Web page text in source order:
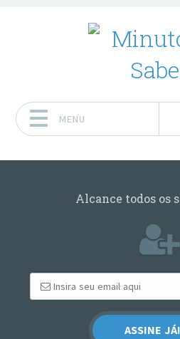
MENU
Alcance todos os